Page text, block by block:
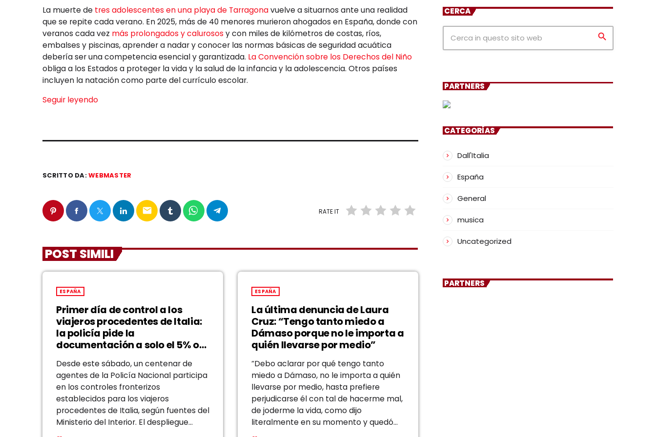
La muerte de tres adolescentes en una playa de Tarragonavuelve a situarnos ante una realidad
que se repite cada verano. En 2025, más de 40 menores murieron ahogados en España, donde con
veranos cada vez más prolongados y calurosos y con miles de kilómetros de costas, ríos,
embalses y piscinas, aprender a nadar y conocer las normas básicas de seguridad acuática
debería ser una competencia esencial y garantizada. La Convención sobre los Derechos del Niño
obliga a los Estados a proteger la vida y la salud de la infancia y la adolescencia. Otros países
incluyen la natación como parte del currículo escolar.
Seguir leyendo
SCRITTO DA:WEBMASTER
email RATE IT
POST SIMILI
ESPAÑA
Primer día de control a los
viajeros procedentes de Italia:
la policía pide la
documentación a solo el 5% o
10% de los pasajeros
Desde este sábado, un centenar de
agentes de la Policía Nacional participa
en los controles fronterizos
establecidos para los viajeros
procedentes de Italia, según fuentes del
Ministerio del Interior. El despliegue
deriva de la decisión del Gobierno,
ESPAÑA
La última denuncia de Laura
Cruz: “Tengo tanto miedo a
Dámaso porque no le importa a
quién llevarse por medio”
“Debo aclarar por qué tengo tanto
miedo a Dámaso, no le importa a quién
llevarse por medio, hasta prefiere
perjudicarse él con tal de hacerme mal,
de joderme la vida, como dijo
literalmente en su momento y quedó
probado en juicios anteriores”. Esta es
CERCA
search
PARTNERS
CATEGORÍAS
Dall'Italia
España
General
musica
Uncategorized
PARTNERS